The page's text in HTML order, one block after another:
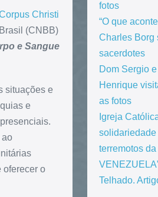
(CNBB)
e Sangue
situações e
e
ao
oferecer o
fotos
“O que
Charles Borg
sacerdotes
Dom Sergio
Henrique
as fotos
Igreja
solidariedade
terremotos
Telhado.